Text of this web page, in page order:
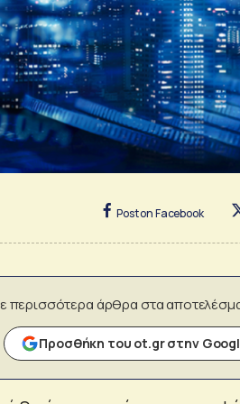
Post on Facebook
περισσότερα άρθρα στα
Προσθήκη του ot.gr στην